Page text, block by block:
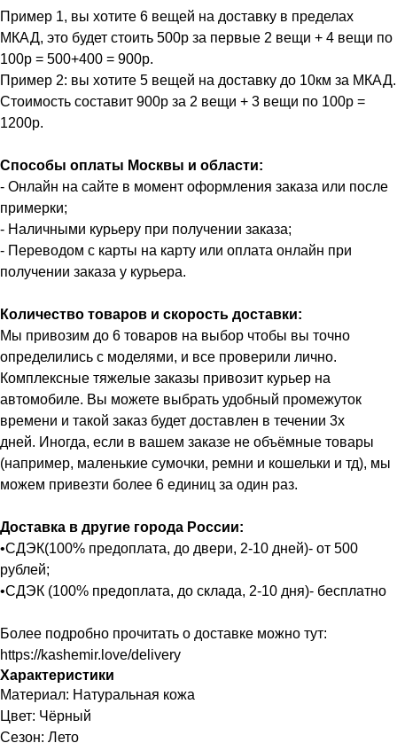
Пример 1, вы хотите 6 вещей на доставку в пределах
МКАД, это будет стоить 500р за первые 2 вещи + 4 вещи по
100р = 500+400 = 900р.
Пример 2: вы хотите 5 вещей на доставку до 10км за МКАД.
Стоимость составит 900р за 2 вещи + 3 вещи по 100р =
1200р.
Способы оплаты Москвы и области:
- Онлайн на сайте в момент оформления заказа или после
примерки;
- Наличными курьеру при получении заказа;
- Переводом с карты на карту или оплата онлайн при
получении заказа у курьера.
Количество товаров и скорость доставки:
Мы привозим до 6 товаров на выбор чтобы вы точно
определились с моделями, и все проверили лично.
Комплексные тяжелые заказы привозит курьер на
автомобиле. Вы можете выбрать удобный промежуток
времени и такой заказ будет доставлен в течении 3х
дней. Иногда, если в вашем заказе не объёмные товары
(например, маленькие сумочки, ремни и кошельки и тд), мы
можем привезти более 6 единиц за один раз.
Доставка в другие города России:
•СДЭК(100% предоплата, до двери, 2-10 дней)- от 500
рублей;
•СДЭК (100% предоплата, до склада, 2-10 дня)- бесплатно
Более подробно прочитать о доставке можно тут:
https://kashemir.love/delivery
Характеристики
Материал: Натуральная кожа
Цвет: Чёрный
Сезон: Лето